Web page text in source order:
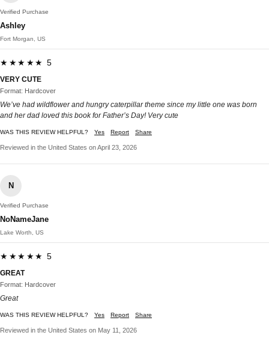
Verified Purchase
Ashley
Fort Morgan, US
★★★★★ 5
VERY CUTE
Format: Hardcover
We’ve had wildflower and hungry caterpillar theme since my little one was born
and her dad loved this book for Father’s Day! Very cute
WAS THIS REVIEW HELPFUL? Yes Report Share
Reviewed in the United States on April 23, 2026
N
Verified Purchase
NoNameJane
Lake Worth, US
★★★★★ 5
GREAT
Format: Hardcover
Great
WAS THIS REVIEW HELPFUL? Yes Report Share
Reviewed in the United States on May 11, 2026